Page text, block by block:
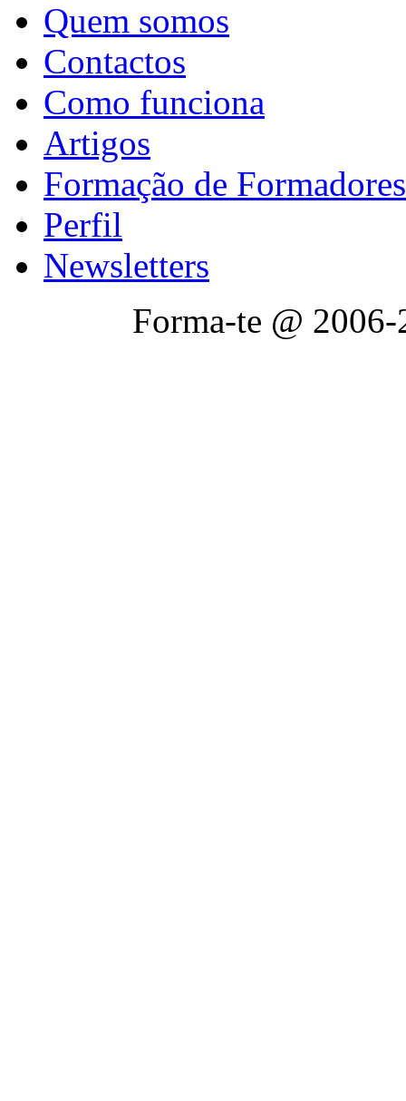
Quem somos
Contactos
Como funciona
Artigos
Formação de Formadores
Perfil
Newsletters
Forma-te @